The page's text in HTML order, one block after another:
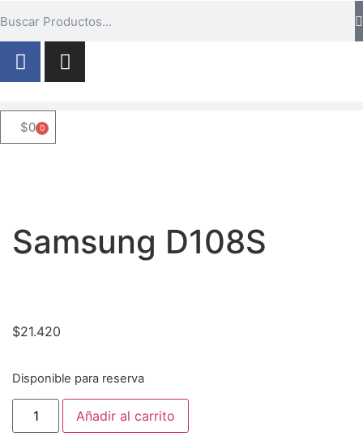
$0 0
Samsung D108S
$21.420
Disponible para reserva
Añadir al carrito